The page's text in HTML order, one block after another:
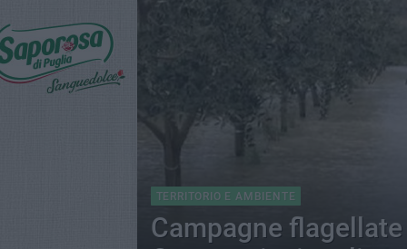
TERRITORIO E AMBIENTE
Campagne